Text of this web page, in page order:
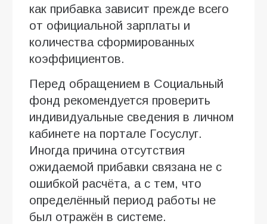
как прибавка зависит прежде всего
от официальной зарплаты и
количества сформированных
коэффициентов.
Перед обращением в Социальный
фонд рекомендуется проверить
индивидуальные сведения в личном
кабинете на портале Госуслуг.
Иногда причина отсутствия
ожидаемой прибавки связана не с
ошибкой расчёта, а с тем, что
определённый период работы не
был отражён в системе.